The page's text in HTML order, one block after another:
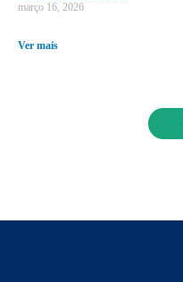
março 16, 2026
Ver mais